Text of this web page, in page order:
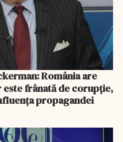
frânată de corupție,
propagandei